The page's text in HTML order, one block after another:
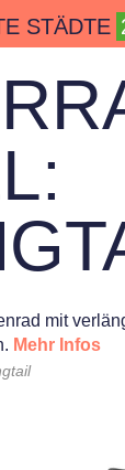
STÄDTE
mit
Mehr Infos